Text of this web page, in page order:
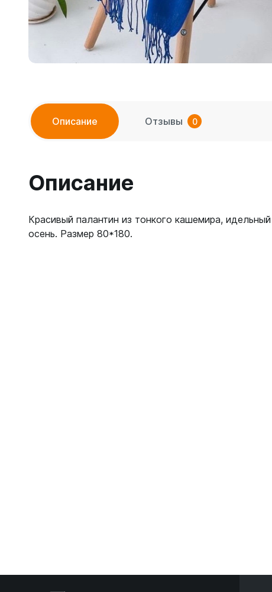
Описание Отзывы 0
Описание
Красивый палантин из тонкого кашемира,
осень. Размер 80*180.